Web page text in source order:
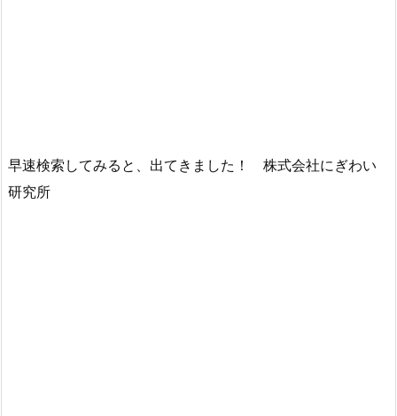
早速検索してみると、出てきました！ 株式会社にぎわい
研究所